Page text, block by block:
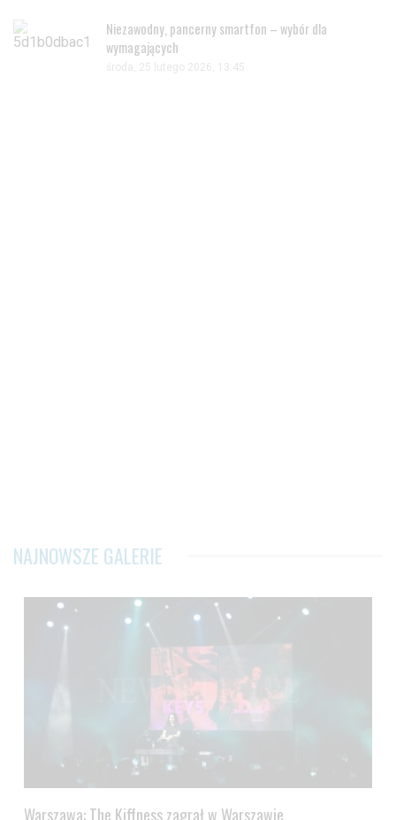
Niezawodny, pancerny smartfon – wybór dla
wymagających
środa, 25 lutego 2026, 13:45
NAJNOWSZE GALERIE
Warszawa: The Kiffness zagrał w Warszawie